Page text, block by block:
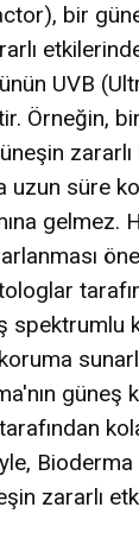
bir
UVB
Örneğin,
zararlı
uzun süre
gelmez.
spektrumlu
koruma
zararlı